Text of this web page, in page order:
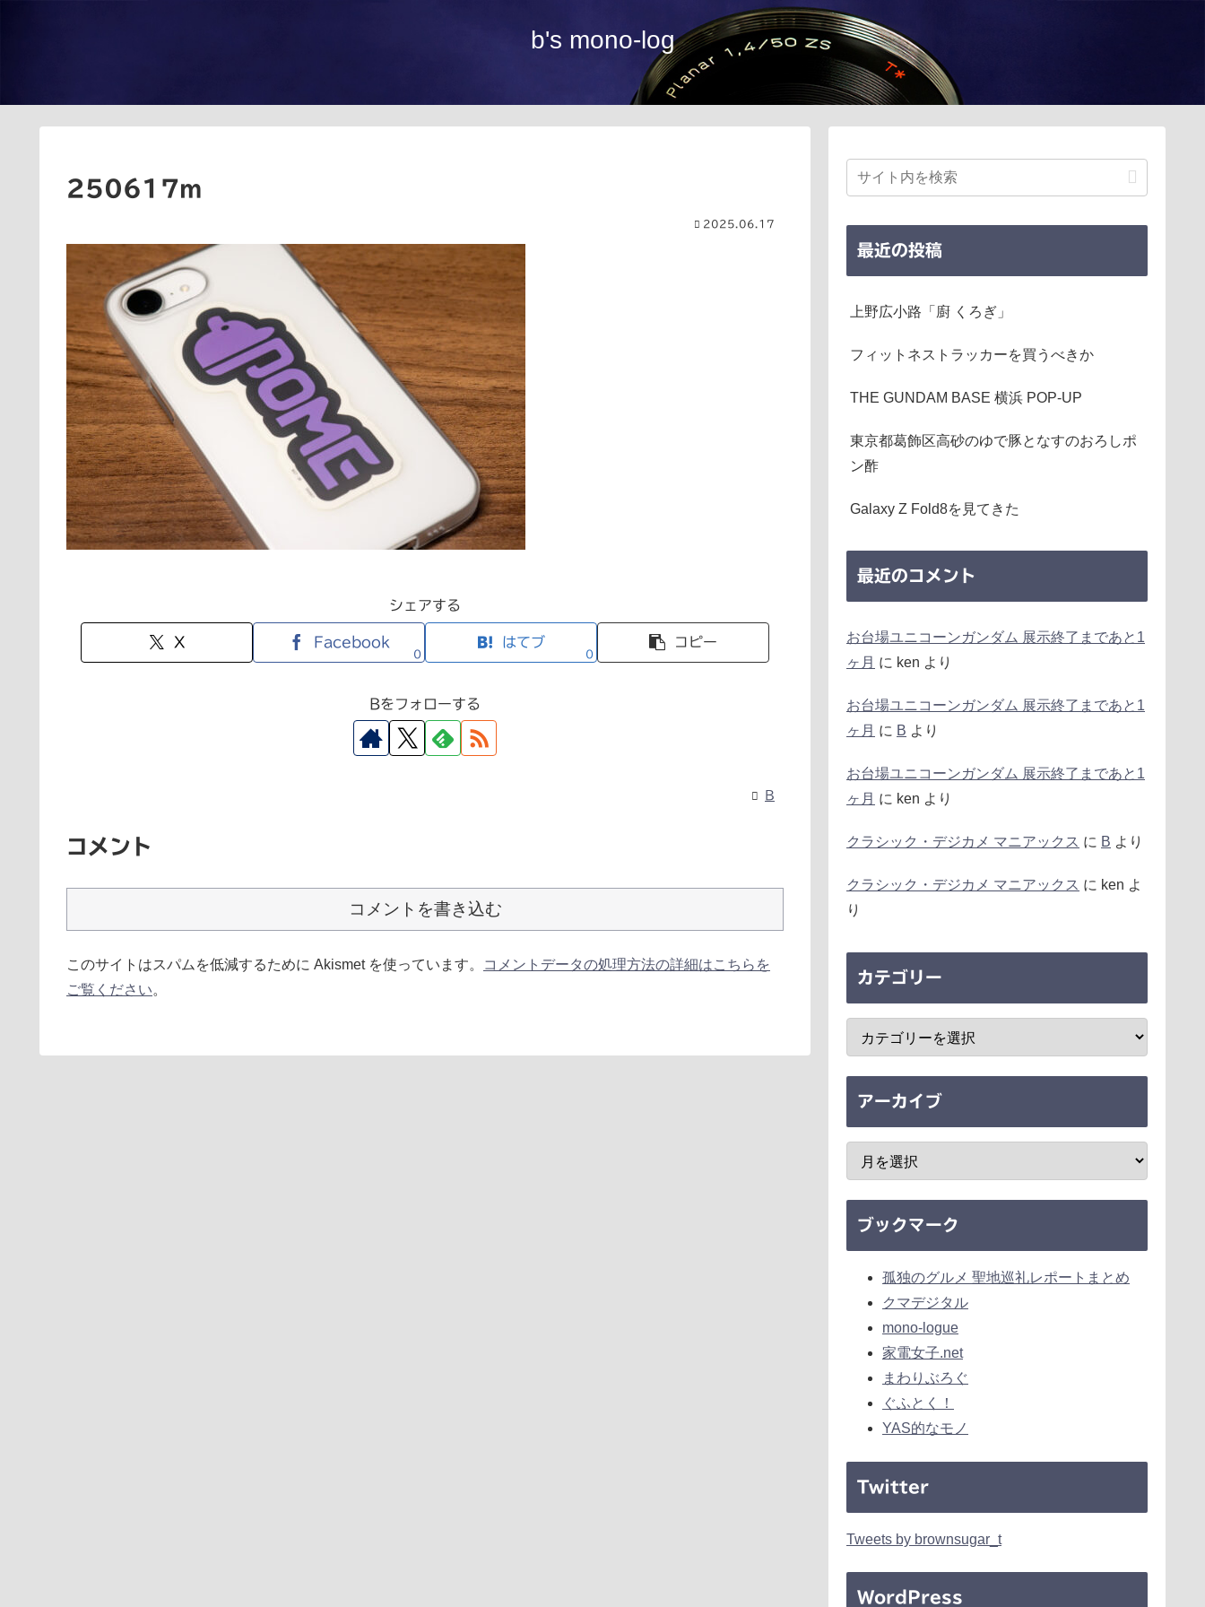
b's mono-log
250617m
2025.06.17
シェアする
X Facebook
0
はてブ
0
コピー
Bをフォローする
B
コメント
コメントを書き込む
このサイトはスパムを低減するために Akismet を使っています。
コメントデータの処理方法の詳細はこちらを
ご覧ください。
最近の投稿
上野広小路「廚 くろぎ」
フィットネストラッカーを買うべきか
THE GUNDAM BASE 横浜 POP-UP
東京都葛飾区高砂のゆで豚となすのおろしポ
ン酢
Galaxy Z Fold8を見てきた
最近のコメント
お台場ユニコーンガンダム 展示終了まであと1
ヶ月 に ken より
お台場ユニコーンガンダム 展示終了まであと1
ヶ月 に B より
お台場ユニコーンガンダム 展示終了まであと1
ヶ月 に ken より
クラシック・デジカメ マニアックス に B より
クラシック・デジカメ マニアックス に ken よ
り
カテゴリー
アーカイブ
ブックマーク
孤独のグルメ 聖地巡礼レポートまとめ
クマデジタル
mono-logue
家電女子.net
まわりぶろぐ
ぐふとく！
YAS的なモノ
Twitter
Tweets by brownsugar_t
WordPress